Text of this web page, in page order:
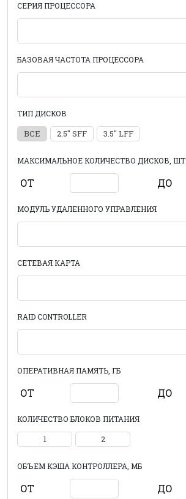
СЕРИЯ ПРОЦЕССОРА
БАЗОВАЯ ЧАСТОТА ПРОЦЕССОРА
ТИП ДИСКОВ
ВСЕ 2.5" SFF 3.5" LFF
МАКСИМАЛЬНОЕ КОЛИЧЕСТВО ДИСКОВ, ШТ.
ОТ ДО
МОДУЛЬ УДАЛЕННОГО УПРАВЛЕНИЯ
СЕТЕВАЯ КАРТА
RAID CONTROLLER
ОПЕРАТИВНАЯ ПАМЯТЬ, ГБ
ОТ ДО
КОЛИЧЕСТВО БЛОКОВ ПИТАНИЯ
1 2
ОБЪЕМ КЭША КОНТРОЛЛЕРА, МБ
ОТ ДО